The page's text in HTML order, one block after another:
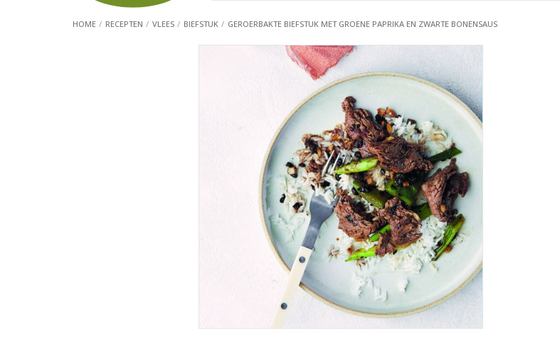
HOME RECEPTEN VLEES BIEFSTUK GEROERBAKTE BIEFSTUK MET GROENE PAPRIKA EN ZWARTE BONENSAUS